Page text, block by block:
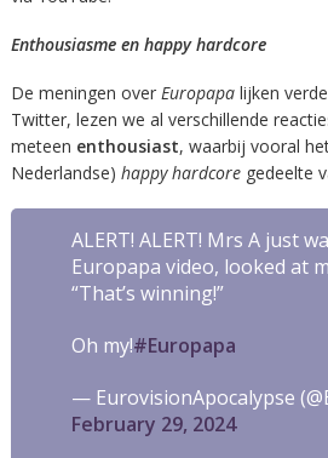
Enthousiasme en happy hardcore
De meningen over Europapalijken
Twitter, lezen we al verschillende
meteen enthousiast, waarbij vooral
Nederlandse) happy hardcoregedeelte
ALERT! ALERT! Mrs A just
Europapa video, looked at
“That’s winning!”
Oh my!#Europapa
— EurovisionApocalypse
February 29, 2024